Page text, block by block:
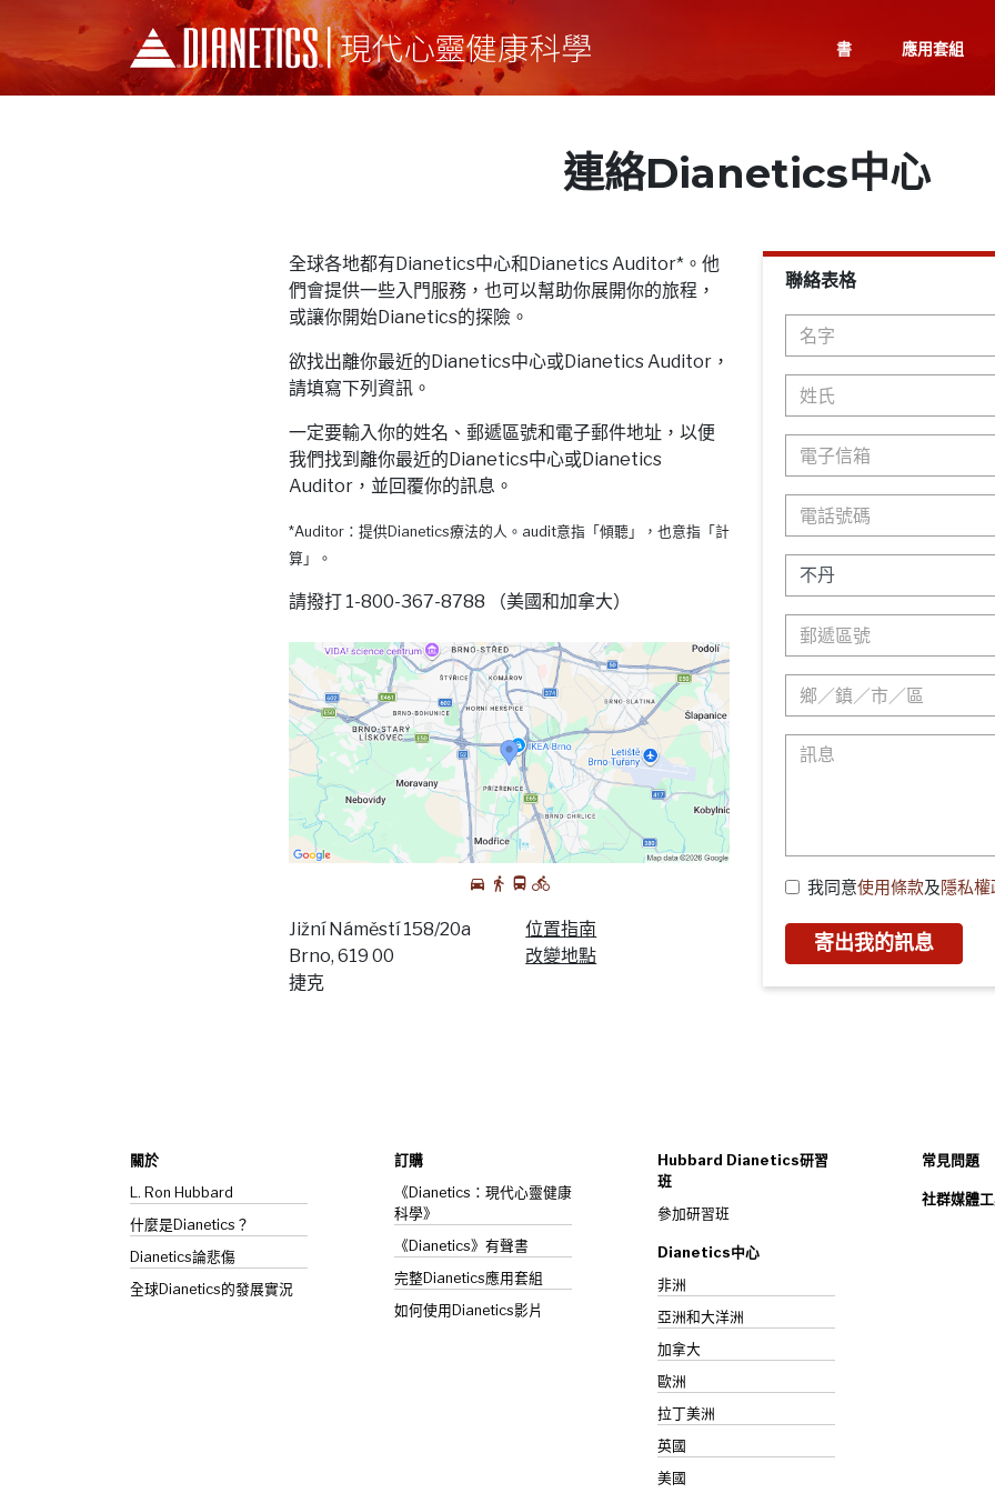
書 應用套組
連絡Dianetics中心
全球各地都有Dianetics中心和Dianetics Auditor*。他
們會提供一些入門服務，也可以幫助你展開你的旅程，
或讓你開始Dianetics的探險。
欲找出離你最近的Dianetics中心或Dianetics Auditor，
請填寫下列資訊。
一定要輸入你的姓名、郵遞區號和電子郵件地址，以便
我們找到離你最近的Dianetics中心或Dianetics
Auditor，並回覆你的訊息。
*Auditor：提供Dianetics療法的人。audit意指「傾聽」，也意指「計
算」。
請撥打 1-800-367-8788 （美國和加拿大）
Jižní Náměstí 158/20a
Brno, 619 00
捷克
位置指南
改變地點
聯絡表格
我同意使用條款及隱私權
寄出我的訊息
關於
L. Ron Hubbard
什麼是Dianetics？
Dianetics論悲傷
全球Dianetics的發展實況
訂購
《Dianetics：現代心靈健康
科學》
《Dianetics》有聲書
完整Dianetics應用套組
如何使用Dianetics影片
Hubbard Dianetics研習
班
參加研習班
Dianetics中心
非洲
亞洲和大洋洲
加拿大
歐洲
拉丁美洲
英國
美國
常見問題
社群媒體